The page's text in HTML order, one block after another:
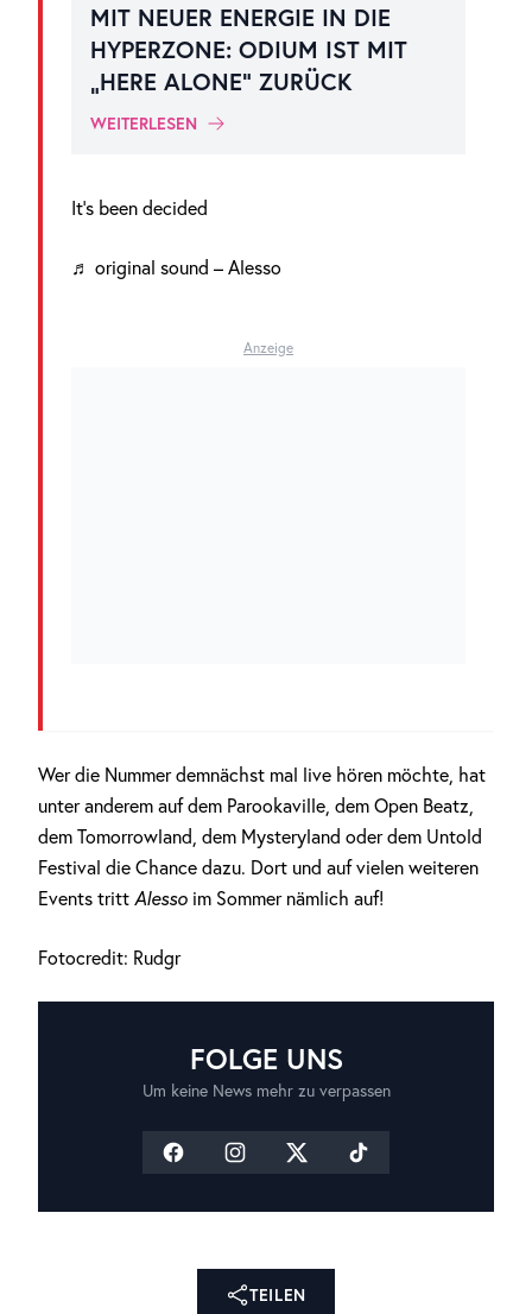
MIT NEUER ENERGIE IN DIE
HYPERZONE: ODIUM IST MIT
„HERE ALONE“ ZURÜCK
WEITERLESEN
It’s been decided
♬ original sound – Alesso
Anzeige
Wer die Nummer demnächst mal live hören möchte, hat
unter anderem auf dem Parookaville, dem Open Beatz,
dem Tomorrowland, dem Mysteryland oder dem Untold
Festival die Chance dazu. Dort und auf vielen weiteren
Events tritt Alesso im Sommer nämlich auf!
Fotocredit: Rudgr
FOLGE UNS
Um keine News mehr zu verpassen
TEILEN